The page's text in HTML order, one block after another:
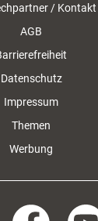
/ Kontakt
AGB
Datenschutz
Impressum
Themen
Werbung